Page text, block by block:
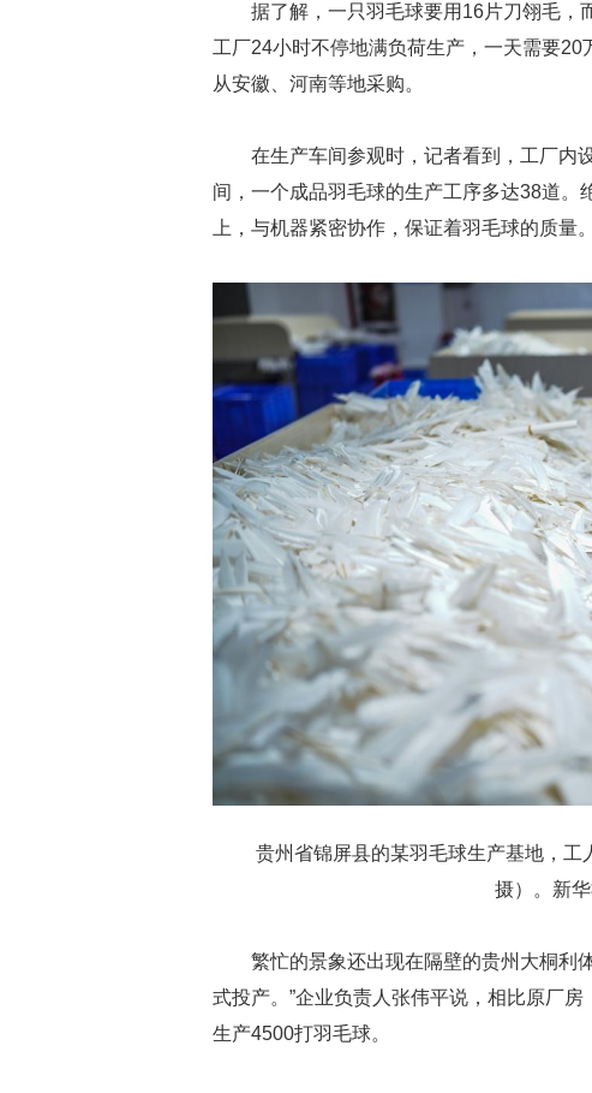
据了解，一只羽毛球要用16片刀翎毛，
工厂24小时不停地满负荷生产，一天需要
从安徽、河南等地采购。
在生产车间参观时，记者看到，工厂内
间，一个成品羽毛球的生产工序多达38道。
上，与机器紧密协作，保证着羽毛球的质量。
贵州省锦屏县的某羽毛球生产基地，工
摄）。新
繁忙的景象还出现在隔壁的贵州大桐利
式投产。”企业负责人张伟平说，相比原厂
生产4500打羽毛球。